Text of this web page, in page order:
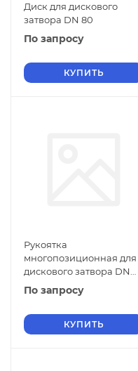
Диск для дискового
затвора DN 80
По запросу
КУПИТЬ
Рукоятка
многопозиционная для
дискового затвора DN
40-100
По запросу
КУПИТЬ